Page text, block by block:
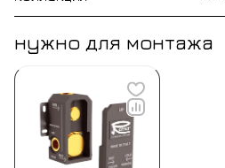
нужно для монтажа